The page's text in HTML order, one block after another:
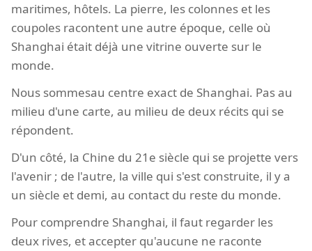
maritimes, hôtels. La pierre, les colonnes et les
coupoles racontent une autre époque, celle où
Shanghai était déjà une vitrine ouverte sur le
monde.
Nous sommesau centre exact de Shanghai. Pas au
milieu d'une carte, au milieu de deux récits qui se
répondent.
D'un côté, la Chine du 21e siècle qui se projette vers
l'avenir ; de l'autre, la ville qui s'est construite, il y a
un siècle et demi, au contact du reste du monde.
Pour comprendre Shanghai, il faut regarder les
deux rives, et accepter qu'aucune ne raconte